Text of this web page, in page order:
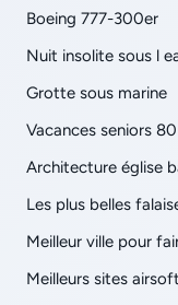
Boeing 777-300er
Nuit insolite sous l
Grotte sous marine
Vacances seniors
Architecture église
Les plus belles
Meilleur ville pour
Meilleurs sites